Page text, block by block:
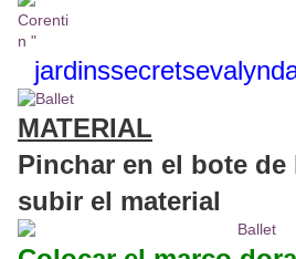
jardinssecretse
MATERIAL
Pinchar en el bote de
subir el material